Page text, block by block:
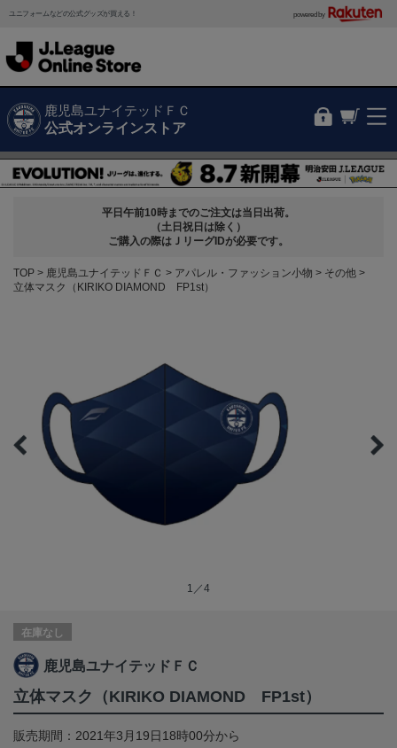
ユニフォームなどの公式グッズが買える！ powered by
鹿児島ユナイテッドＦＣ
公式オンラインストア
平日午前10時までのご注文は当日出荷。
（土日祝日は除く）
ご購入の際はＪリーグIDが必要です。
TOP 鹿児島ユナイテッドＦＣ アパレル・ファッション小物
その他
立体マスク（KIRIKO DIAMOND FP1st）
1／4
在庫なし
鹿児島ユナイテッドＦＣ
立体マスク（KIRIKO DIAMOND FP1st）
販売期間：2021年3月19日18時00分から